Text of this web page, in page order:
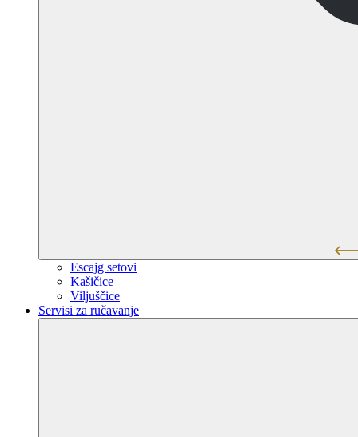
Escajg setovi
Kašičice
Viljuščice
Servisi za ručavanje